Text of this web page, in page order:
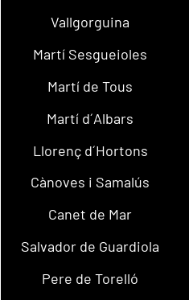
Vallgorguina
Martí Sesgueioles
Martí de Tous
Martí d´Albars
Llorenç d´Hortons
Cànoves i Samalús
Canet de Mar
Salvador de Guardiola
Pere de Torelló